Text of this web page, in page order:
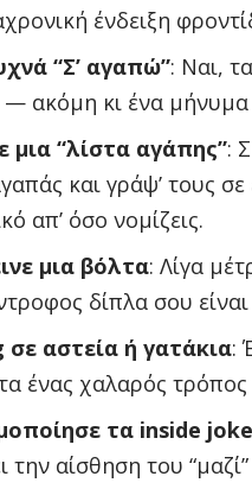
ένδειξη
“Σ’ αγαπώ”: Ναι,
ακόμη κι ένα μήνυμα
μια “λίστα αγάπης”:
και γράψ’ τους
απ’ όσο νομίζεις.
μια βόλτα: Λίγα
δίπλα σου
αστεία ή γατάκια:
ένας χαλαρός τρόπος
τα inside
την αίσθηση του